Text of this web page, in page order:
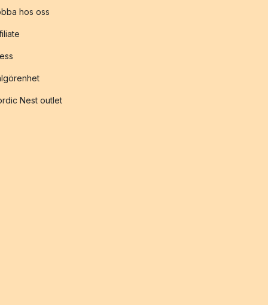
hos oss
Nest outlet